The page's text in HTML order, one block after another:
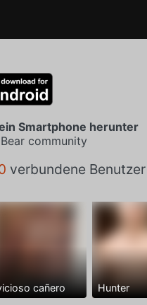
Smartphone herunter
community
verbundene Benutzer
cañero Hunter